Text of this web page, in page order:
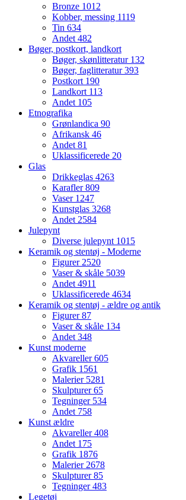
Bronze 1012
Kobber, messing 1119
Tin 634
Andet482
Bøger, postkort, landkort
Bøger, skønlitteratur 132
Bøger, faglitteratur393
Postkort 190
Landkort 113
Andet 105
Etnografika
Grønlandica 90
Afrikansk 46
Andet81
Uklassificerede 20
Glas
Drikkeglas 4263
Karafler809
Vaser 1247
Kunstglas 3268
Andet2584
Julepynt
Diverse julepynt 1015
Keramik og stentøj - Moderne
Figurer2520
Vaser & skåle 5039
Andet4911
Uklassificerede 4634
Keramik og stentøj - ældre og antik
Figurer87
Vaser & skåle 134
Andet348
Kunst moderne
Akvareller605
Grafik 1561
Malerier 5281
Skulpturer65
Tegninger 534
Andet 758
Kunst ældre
Akvareller408
Andet 175
Grafik 1876
Malerier2678
Skulpturer85
Tegninger483
Legetøj